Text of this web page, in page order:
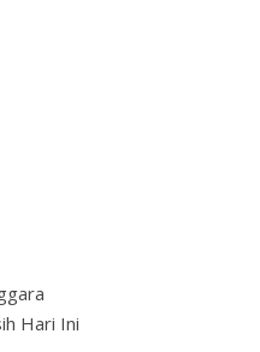
Hari Ini